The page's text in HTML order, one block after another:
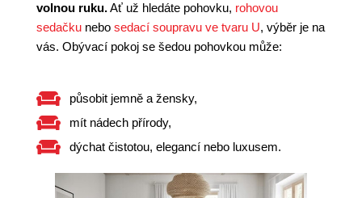
volnou ruku.Ať už hledáte pohovku, rohovou
sedačku nebo sedací soupravu ve tvaru U, výběr je na
vás. Obývací pokoj se šedou pohovkou může:
působit jemně a žensky,
mít nádech přírody,
dýchat čistotou, elegancí nebo luxusem.